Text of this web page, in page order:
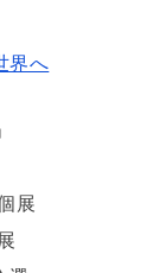
界へ
展